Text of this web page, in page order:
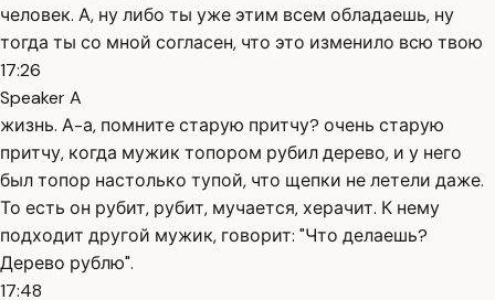
человек. А, ну либо ты уже этим всем обладаешь, ну
тогда ты со мной согласен, что это изменило всю твою
17:26
Speaker A
жизнь. А-а, помните старую притчу? очень старую
притчу, когда мужик топором рубил дерево, и у него
был топор настолько тупой, что щепки не летели даже.
То есть он рубит, рубит, мучается, херачит. К нему
подходит другой мужик, говорит: "Что делаешь?
Дерево рублю".
17:48